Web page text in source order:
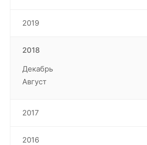
2019
2018
Декабрь
Август
2017
2016